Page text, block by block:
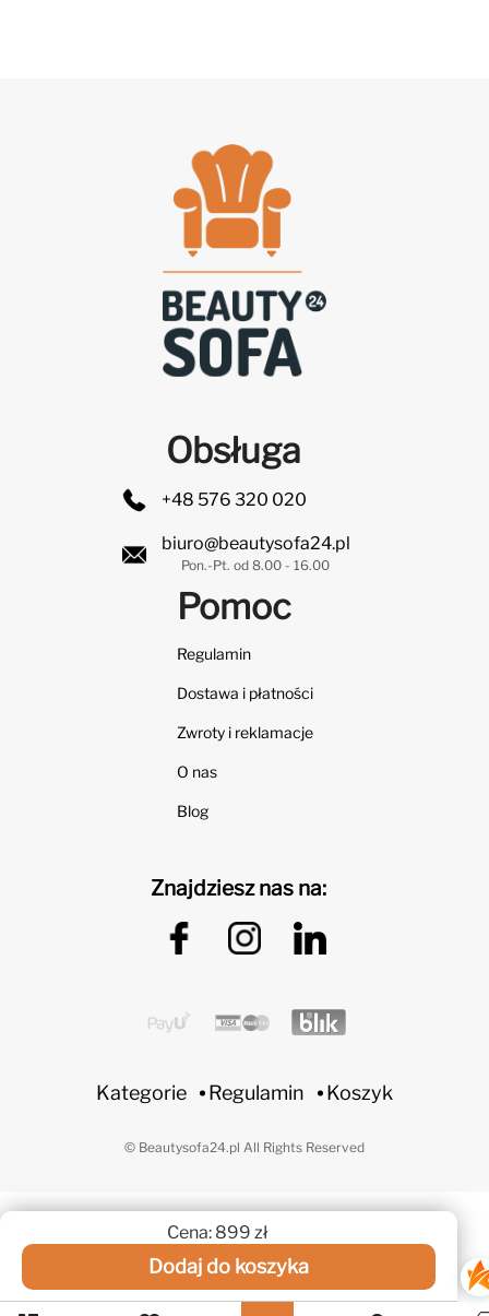
Obsługa
+48 576 320 020
biuro@beautysofa24.pl
Pon.-Pt. od 8.00 - 16.00
Pomoc
Regulamin
Dostawa i płatności
Zwroty i reklamacje
O nas
Blog
Znajdziesz nas na:
Kategorie Regulamin Koszyk
© Beautysofa24.pl All Rights Reserved
Cena: 899 zł
Dodaj do koszyka